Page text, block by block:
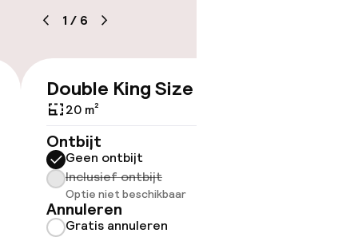
1 / 6
Double King Size Bed
20 m²
Ontbijt
Geen ontbijt
Inclusief ontbijt
Optie niet beschikbaar
Annuleren
Gratis annuleren